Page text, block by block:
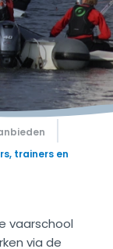
trainers en
vaarschool
via de